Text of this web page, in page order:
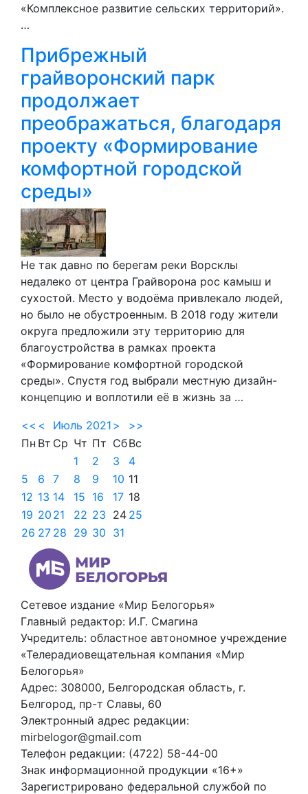
«Комплексное развитие сельских территорий».
…
Прибрежный
грайворонский парк
продолжает
преображаться, благодаря
проекту «Формирование
комфортной городской
среды»
Не так давно по берегам реки Ворсклы
недалеко от центра Грайворона рос камыш и
сухостой. Место у водоёма привлекало людей,
но было не обустроенным. В 2018 году жители
округа предложили эту территорию для
благоустройства в рамках проекта
«Формирование комфортной городской
среды». Спустя год выбрали местную дизайн-
концепцию и воплотили её в жизнь за …
<< < Июль 2021 >
>>
Пн Вт Ср Чт Пт СбВс
1
2 3
4
5
6 7 8 9 10 11
12 13 14 15 16 17 18
19 20 21 22 23 24 25
26 27 28 29 30 31
Сетевое издание «Мир Белогорья»
Главный редактор: И.Г. Смагина
Учредитель: областное автономное учреждение
«Телерадиовещательная компания «Мир
Белогорья»
Адрес: 308000, Белгородская область, г.
Белгород, пр-т Славы, 60
Электронный адрес редакции:
mirbelogor@gmail.com
Телефон редакции: (4722) 58-44-00
Знак информационной продукции «16+»
Зарегистрировано федеральной службой по